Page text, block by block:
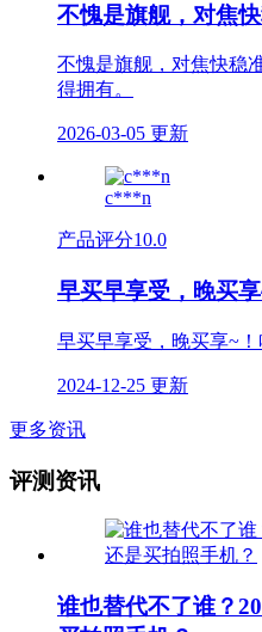
不愧是旗舰，对焦
不愧是旗舰，对焦快稳
得拥有。
2026-03-05 更新
c***n
产品评分10.0
早买早享受，晚买
早买早享受，晚买享~
2024-12-25 更新
更多资讯
评测资讯
谁也替代不了谁？